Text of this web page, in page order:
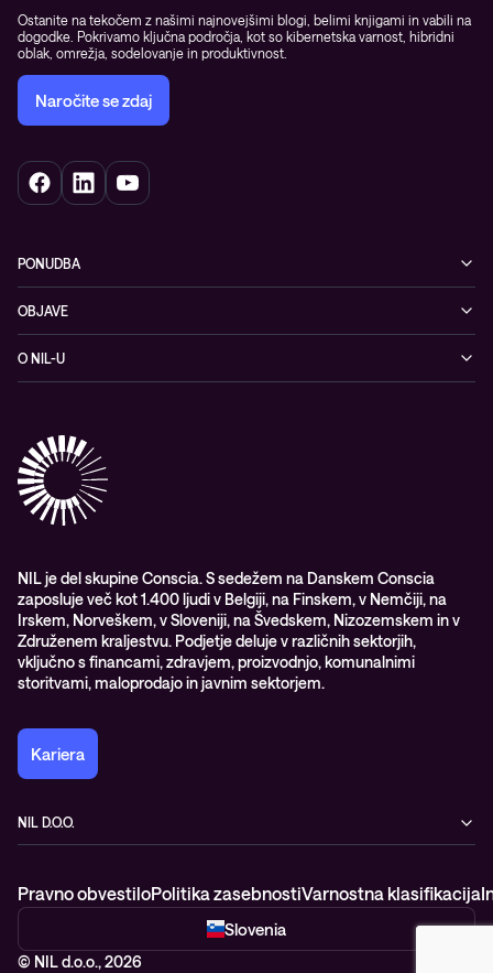
Ostanite na tekočem z našimi najnovejšimi blogi, belimi knjigami in vabili na
dogodke. Pokrivamo ključna področja, kot so kibernetska varnost, hibridni
oblak, omrežja, sodelovanje in produktivnost.
Naročite se zdaj
PONUDBA
Omrežje
Izobraževanje
Upravljane IT storitve in podpora
Opazljivost
OBJAVE
Blogi
Videi
Vodiči
O NIL-U
Partnerji
Nagrade & priznanja industrije
WORK@NIL
Študenti
Trajnost in družbena odgovornost
NIL je del skupine Conscia. S sedežem na Danskem Conscia
zaposluje več kot 1.400 ljudi v Belgiji, na Finskem, v Nemčiji, na
Irskem, Norveškem, v Sloveniji, na Švedskem, Nizozemskem in v
Združenem kraljestvu. Podjetje deluje v različnih sektorjih,
vključno s financami, zdravjem, proizvodnjo, komunalnimi
storitvami, maloprodajo in javnim sektorjem.
Kariera
NIL D.O.O.
Slovenija
© NIL d.o.o., 2026
Pravno obvestiloPolitika zasebnostiVarnostna klasifikacija
Slovenia